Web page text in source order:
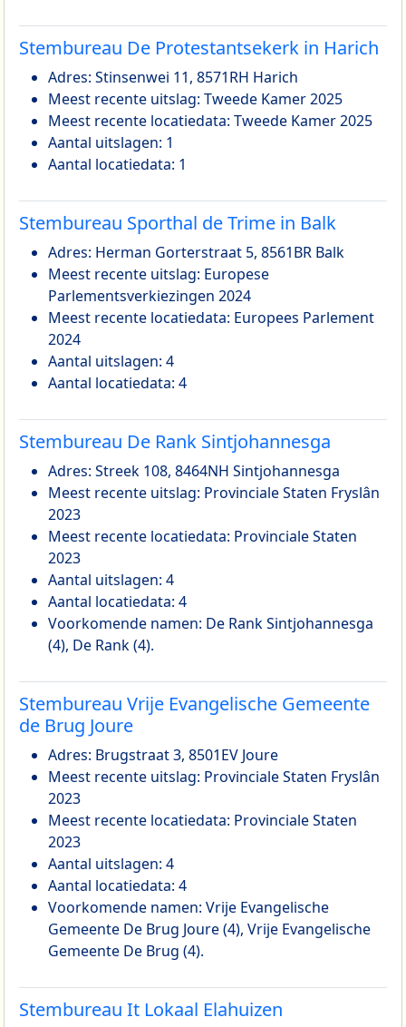
Stembureau De Protestantsekerk in Harich
Adres: Stinsenwei 11, 8571RH Harich
Meest recente uitslag: Tweede Kamer 2025
Meest recente locatiedata: Tweede Kamer 2025
Aantal uitslagen: 1
Aantal locatiedata: 1
Stembureau Sporthal de Trime in Balk
Adres: Herman Gorterstraat 5, 8561BR Balk
Meest recente uitslag: Europese
Parlementsverkiezingen 2024
Meest recente locatiedata: Europees Parlement
2024
Aantal uitslagen: 4
Aantal locatiedata: 4
Stembureau De Rank Sintjohannesga
Adres: Streek 108, 8464NH Sintjohannesga
Meest recente uitslag: Provinciale Staten Fryslân
2023
Meest recente locatiedata: Provinciale Staten
2023
Aantal uitslagen: 4
Aantal locatiedata: 4
Voorkomende namen: De Rank Sintjohannesga
(4), De Rank (4).
Stembureau Vrije Evangelische Gemeente
de Brug Joure
Adres: Brugstraat 3, 8501EV Joure
Meest recente uitslag: Provinciale Staten Fryslân
2023
Meest recente locatiedata: Provinciale Staten
2023
Aantal uitslagen: 4
Aantal locatiedata: 4
Voorkomende namen: Vrije Evangelische
Gemeente De Brug Joure (4), Vrije Evangelische
Gemeente De Brug (4).
Stembureau It Lokaal Elahuizen